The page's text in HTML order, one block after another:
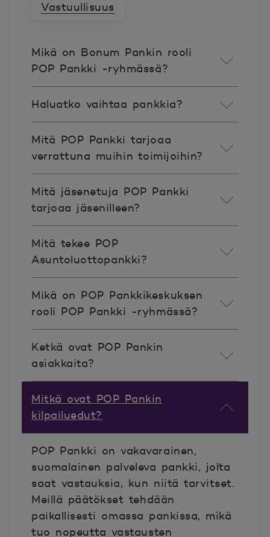
Vastuullisuus
Mikä on Bonum Pankin rooli
POP Pankki -ryhmässä?
Haluatko vaihtaa pankkia?
Mitä POP Pankki tarjoaa
verrattuna muihin toimijoihin?
Mitä jäsenetuja POP Pankki
tarjoaa jäsenilleen?
Mitä tekee POP
Asuntoluottopankki?
Mikä on POP Pankkikeskuksen
rooli POP Pankki -ryhmässä?
Ketkä ovat POP Pankin
asiakkaita?
Mitkä ovat POP Pankin
kilpailuedut?
POP Pankki on vakavarainen,
suomalainen palveleva pankki, jolta
saat vastauksia, kun niitä tarvitset.
Meillä päätökset tehdään
paikallisesti omassa pankissa, mikä
tuo nopeutta vastausten